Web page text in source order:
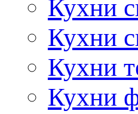
Кухни
Кухни
Кухни
Кухни